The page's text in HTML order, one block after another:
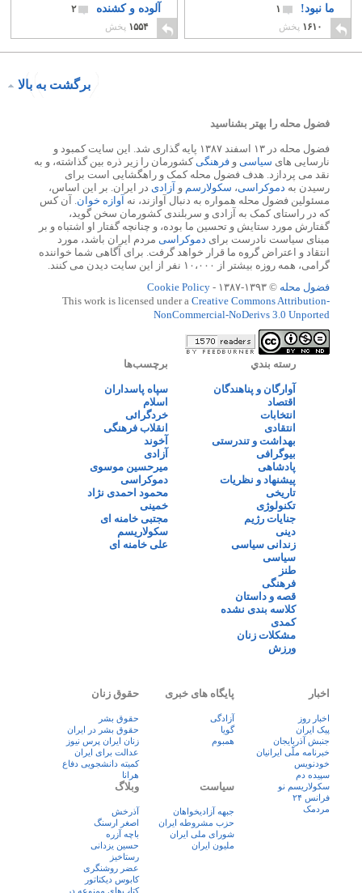
ما نبود!
۱
۱۶۱۰ پخش
آلوده و کشنده
۲
۱۵۵۴ پخش
برگشت به بالا
فضول محله را بهتر بشناسید
فضول محله در ۱۳ اسفند ۱۳۸۷ پایه گذاری شد. این سایت کمبود و
نارسایی های سیاسی و فرهنگیکشورمان را زیر ذره بین گذاشته، و به
نقد می پردازد. هدف فضول محله کمک و راهگشایی است برای
رسیدن به دموکراسی، سکولارسم و آزادی در ایران. بر این اساس،
مسئولین فضول محله همواره به دنبال آوازند، نه آوازه خوان. آن کس
که در راستای کمک به آزادی و سربلندی کشورمان سخن گوید،
گفتارش مورد ستایش و تحسین ما بوده، و چنانچه گفتار او اشتباه و بر
مبنای سیاست نادرست برای دموکراسی مردم ایران باشد، مورد
انتقاد و اعتراض گروه ما قرار خواهد گرفت. برای آگاهی شما خواننده
گرامی، همه روزه بیشتر از ۱۰،۰۰۰ نفر از این سایت دیدن می کنند.
فضول محله © ۱۳۹۳-۱۳۸۷ -
Cookie Policy
This work is licensed under a Creative Commons Attribution-
NonCommercial-NoDerivs 3.0 Unported
رسته بندي
آوارگان و پناهندگان
اقتصاد
انتخابات
انتقادی
بهداشت و تندرستی
بیوگرافی
پادشاهی
پیشنهاد و نظریات
تاریخی
تکنولوژی
جنایات رژیم
دینی
زندانی سیاسی
سیاسی
طنز
فرهنگی
قصه و داستان
کلاسه بندی نشده
کمدی
مشکلات زنان
ورزش
برچسب‌ها
سپاه پاسداران
اسلام
خردگرائی
انقلاب فرهنگی
آخوند
آزادی
میرحسین موسوی
دموکراسی
محمود احمدی نژاد
خمینی
مجتبی خامنه ای
سکولاریسم
علی خامنه ای
اخبار
اخبار روز
پيک ايران
جنبش آذربایجان
خبرنامه ملّی ایرانیان
خودنویس
سپیده دم
سکولاریسم نو
فرانس ۲۴
مردمک
پایگاه های خبری
آزادگی
گویا
همبوم
حقوق زنان
حقوق بشر
حقوق بشر در ایران
زنان ايران پرس نيوز
عدالت برای ایران
کمیته دانشجویی دفاع
هرانا
سیاست
جبهه آزادیخواهان
حزب مشروطه ایران
شورای ملی ایران
ملیون ایران
وبلاگ
آذرخش
اصغر ارسنگ
باچه آزره
حسین یزدانی
رستاخیز
عضر روشنگری
کابوس دیکتاتور
کتاب‌های ممنوعه در